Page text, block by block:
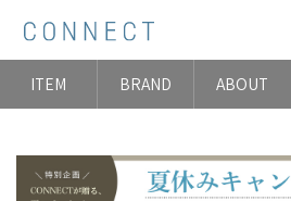
ITEM BRAND ABOUT